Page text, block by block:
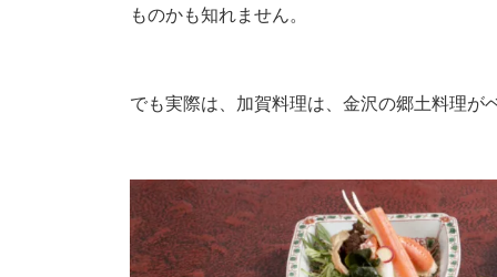
ものかも知れません。
でも実際は、加賀料理は、金沢の郷土料理が